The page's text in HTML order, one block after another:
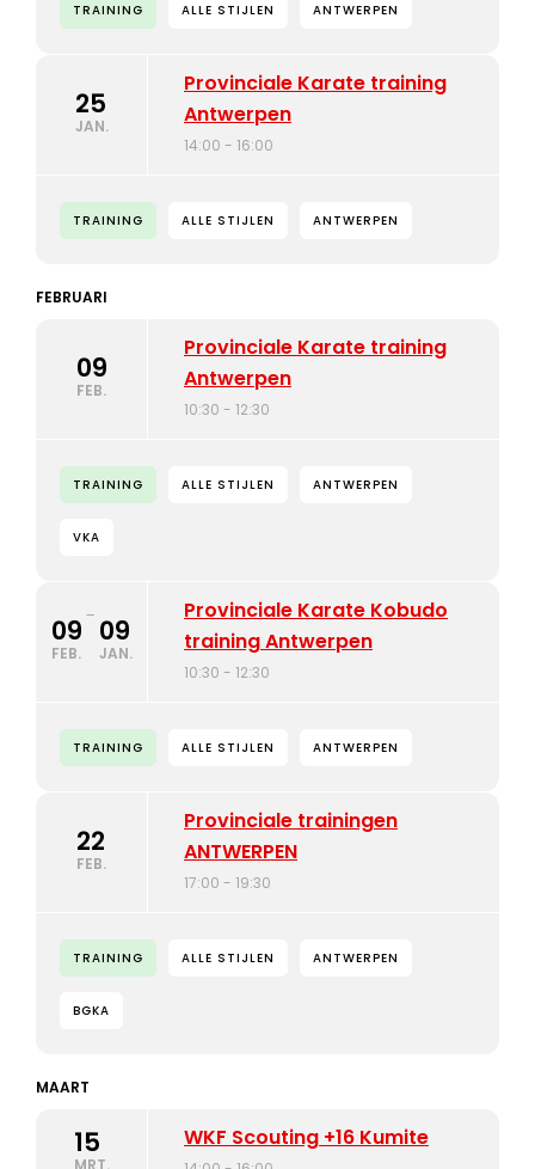
TRAINING ALLE STIJLEN ANTWERPEN
25
JAN.
Provinciale Karate training
Antwerpen
14:00 - 16:00
TRAINING ALLE STIJLEN ANTWERPEN
FEBRUARI
09
FEB.
Provinciale Karate training
Antwerpen
10:30 - 12:30
TRAINING ALLE STIJLEN ANTWERPEN
VKA
09
FEB.
- 09
JAN.
Provinciale Karate Kobudo
training Antwerpen
10:30 - 12:30
TRAINING ALLE STIJLEN ANTWERPEN
22
FEB.
Provinciale trainingen
ANTWERPEN
17:00 - 19:30
TRAINING ALLE STIJLEN ANTWERPEN
BGKA
MAART
15
MRT.
WKF Scouting +16 Kumite